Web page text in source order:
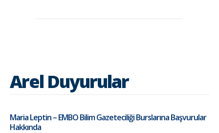
Arel Duyurular
Maria Leptin – EMBO Bilim Gazeteciliği Burslarına Başvurular
Hakkında